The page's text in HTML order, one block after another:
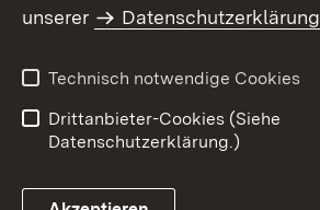
unserer
Datenschutzerklärung
Technisch notwendige Cookies
Drittanbieter-Cookies (Siehe
Datenschutzerklärung.)